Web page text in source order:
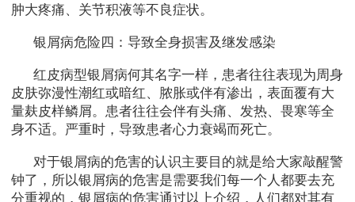
肿大疼痛、关节积液等不良症状。
银屑病危险四：导致全身损害及继发感染
红皮病型银屑病何其名字一样，患者往往表现为周身
皮肤弥漫性潮红或暗红、脓胀或伴有渗出，表面覆有大
量麸皮样鳞屑。患者往往会伴有头痛、发热、畏寒等全
身不适。严重时，导致患者心力衰竭而死亡。
对于银屑病的危害的认识主要目的就是给大家敲醒警
钟了，所以银屑病的危害是需要我们每一个人都要去充
分重视的，银屑病的危害通过以上介绍，人们都对其有